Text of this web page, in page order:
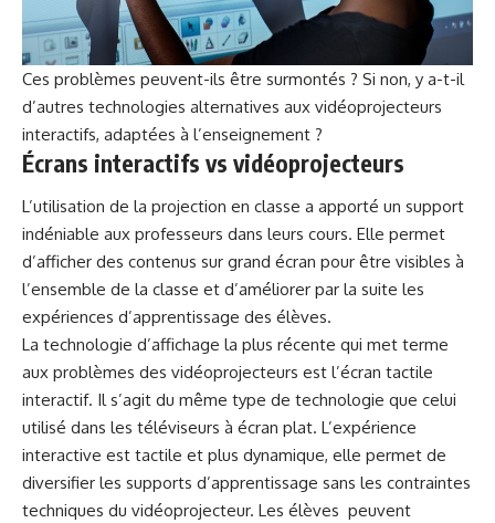
Ces problèmes peuvent-ils être surmontés ? Si non, y a-t-il
d’autres technologies alternatives aux vidéoprojecteurs
interactifs, adaptées à l’enseignement ?
Écrans interactifs vs vidéoprojecteurs
L’utilisation de la projection en classe a apporté un support
indéniable aux professeurs dans leurs cours. Elle permet
d’afficher des contenus sur grand écran pour être visibles à
l’ensemble de la classe et d’améliorer par la suite les
expériences d’apprentissage des élèves.
La technologie d’affichage la plus récente qui met terme
aux problèmes des vidéoprojecteurs est l’écran tactile
interactif. Il s’agit du même type de technologie que celui
utilisé dans les téléviseurs à écran plat. L’expérience
interactive est tactile et plus dynamique, elle permet de
diversifier les supports d’apprentissage sans les contraintes
techniques du vidéoprojecteur. Les élèves peuvent